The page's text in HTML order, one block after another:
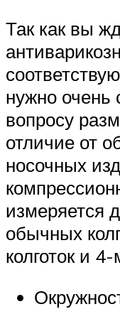
Так как вы
нужно очень
вопросу
отличие от
носочных
измеряется
обычных
колготок и